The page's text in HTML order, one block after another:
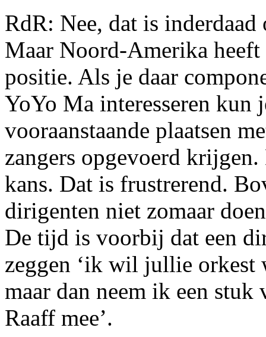
RdR: Nee, dat is
Maar Noord-Amerika heeft
positie. Als je daar
YoYo Ma interesseren kun
vooraanstaande plaatsen
zangers opgevoerd
kans. Dat is frustrerend.
dirigenten niet zomaar
De tijd is voorbij dat een
zeggen ‘ik wil jullie orkest
maar dan neem ik een stuk
Raaff mee’.